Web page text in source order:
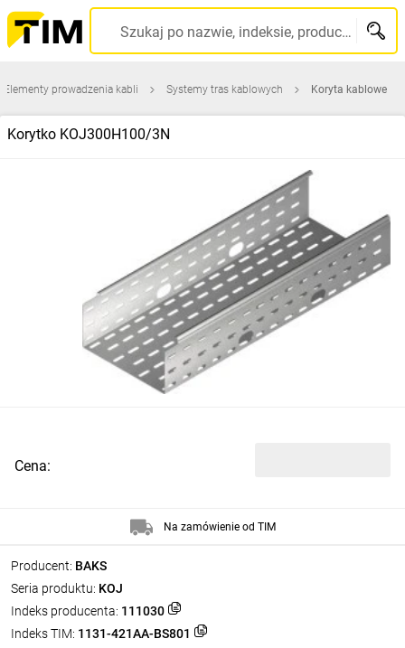
Szukaj po nazwie, indeksie, producencie, kodzie kreskowym...
Elementy prowadzenia kabli Systemy tras kablowych Koryta kablowe
Korytko KOJ300H100/3N
Producent: BAKS
Seria produktu: KOJ
Indeks producenta: 111030
Indeks TIM: 1131-421AA-BS801
Cena:
Na zamówienie od TIM